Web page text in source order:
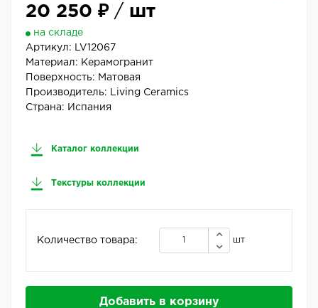
20 250 ₽/ шт
на складе
Артикул:
LV12067
Материал: Керамогранит
Поверхность: Матовая
Производитель:
Living Ceramics
Страна: Испания
Каталог коллекции
Текстуры коллекции
Количество товара: шт
Добавить в корзину